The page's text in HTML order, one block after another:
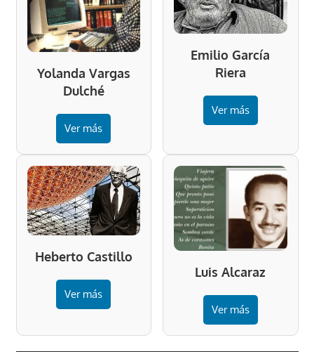
Yolanda Vargas
Dulché
Ver más
Emilio García
Riera
Ver más
Heberto Castillo
Ver más
Luis Alcaraz
Ver más